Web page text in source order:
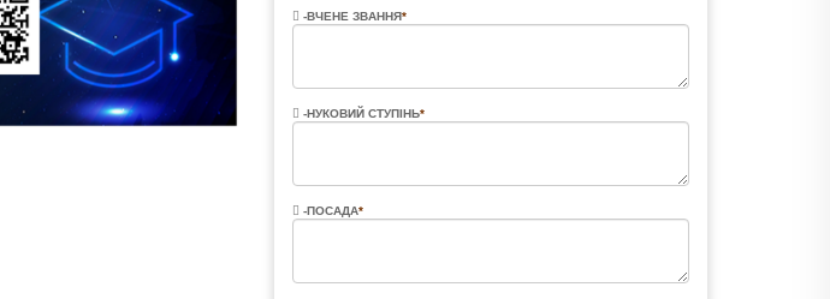
-ВЧЕНЕ ЗВАННЯ*
-НУКОВИЙ СТУПІНЬ*
-ПОСАДА*